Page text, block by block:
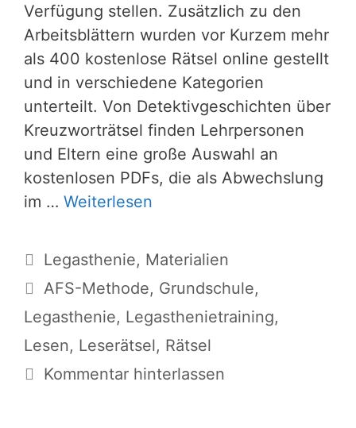
Verfügung stellen. Zusätzlich zu den
Arbeitsblättern wurden vor Kurzem mehr
als 400 kostenlose Rätsel online gestellt
und in verschiedene Kategorien
unterteilt. Von Detektivgeschichten über
Kreuzworträtsel finden Lehrpersonen
und Eltern eine große Auswahl an
kostenlosen PDFs, die als Abwechslung
im … Weiterlesen
Kategorien
Legasthenie, Materialien
Schlagwörter
AFS-Methode, Grundschule,
Legasthenie, Legasthenietraining,
Lesen, Leserätsel, Rätsel
Kommentar hinterlassen